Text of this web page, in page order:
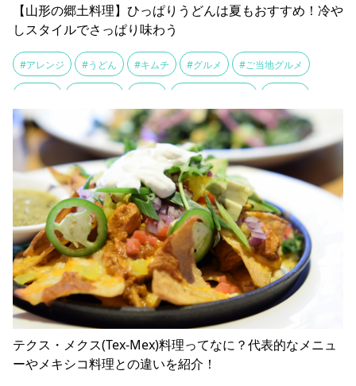
【山形の郷土料理】ひっぱりうどんは夏もおすすめ！冷や
しスタイルでさっぱり味わう
#アレンジ #うどん #キムチ #グルメ #ご当地グルメ
#中華麺 #乾麺 #冬の風物詩 #卵 #地元グルメ #大葉
#山形グルメ #山形名物 #栄養 #清涼感 #納豆 #郷土料理
#鍋
テクス・メクス(Tex-Mex)料理ってなに？代表的なメニュ
ーやメキシコ料理との違いを紹介！